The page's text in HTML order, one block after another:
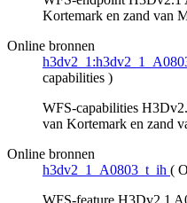
Kortemark en zand van
Online bronnen
capabilities )
WFS-capabilities
van Kortemark en zand
Online bronnen
h3dv2_1_A0803_t_ih (